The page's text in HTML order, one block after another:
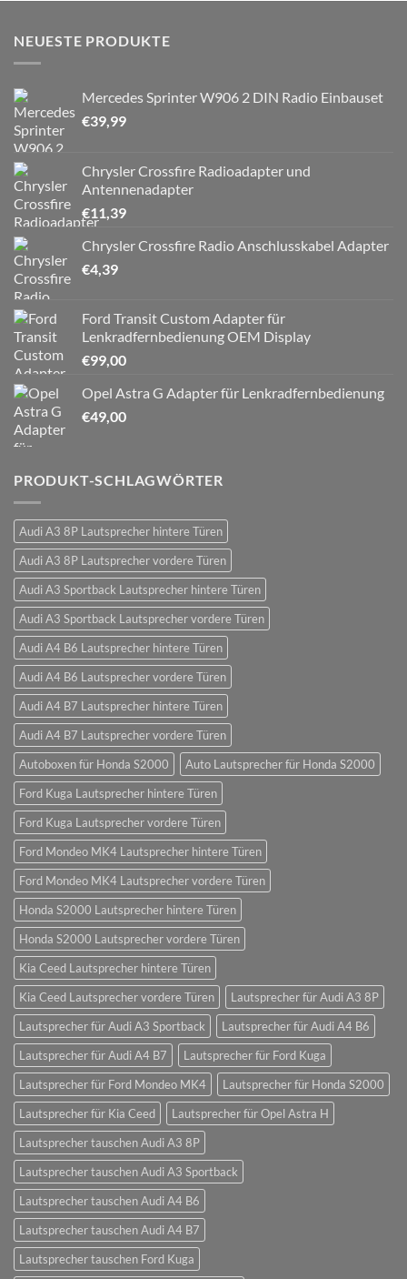
NEUESTE PRODUKTE
Mercedes Sprinter W906 2 DIN Radio Einbauset
€39,99
Chrysler Crossfire Radioadapter und
Antennenadapter
€11,39
Chrysler Crossfire Radio Anschlusskabel Adapter
€4,39
Ford Transit Custom Adapter für
Lenkradfernbedienung OEM Display
€99,00
Opel Astra G Adapter für Lenkradfernbedienung
€49,00
PRODUKT-SCHLAGWÖRTER
Audi A3 8P Lautsprecher hintere Türen
Audi A3 8P Lautsprecher vordere Türen
Audi A3 Sportback Lautsprecher hintere Türen
Audi A3 Sportback Lautsprecher vordere Türen
Audi A4 B6 Lautsprecher hintere Türen
Audi A4 B6 Lautsprecher vordere Türen
Audi A4 B7 Lautsprecher hintere Türen
Audi A4 B7 Lautsprecher vordere Türen
Autoboxen für Honda S2000
Auto Lautsprecher für Honda S2000
Ford Kuga Lautsprecher hintere Türen
Ford Kuga Lautsprecher vordere Türen
Ford Mondeo MK4 Lautsprecher hintere Türen
Ford Mondeo MK4 Lautsprecher vordere Türen
Honda S2000 Lautsprecher hintere Türen
Honda S2000 Lautsprecher vordere Türen
Kia Ceed Lautsprecher hintere Türen
Kia Ceed Lautsprecher vordere Türen
Lautsprecher für Audi A3 8P
Lautsprecher für Audi A3 Sportback
Lautsprecher für Audi A4 B6
Lautsprecher für Audi A4 B7
Lautsprecher für Ford Kuga
Lautsprecher für Ford Mondeo MK4
Lautsprecher für Honda S2000
Lautsprecher für Kia Ceed
Lautsprecher für Opel Astra H
Lautsprecher tauschen Audi A3 8P
Lautsprecher tauschen Audi A3 Sportback
Lautsprecher tauschen Audi A4 B6
Lautsprecher tauschen Audi A4 B7
Lautsprecher tauschen Ford Kuga